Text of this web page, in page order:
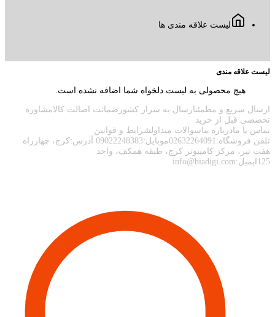
لیست علاقه مندی ها
لیست علاقه مندی
هیچ محصولی به لیست دلخواه شما اضافه نشده است.
ارسال سریع و مطمئنارسال به سرار کشورضمانت اصالت کالامشاوره
تخصصی قبل از خرید
تماس با مادرباره ماسوالات متداولشرایط و قوانین
تلفن فروشگاه:02632264091موبایل:09022248383 آدرس:کرج، چهارراه
هفت تیر، مرکز کامپیوتر کرج، طبقه همکف، واحد
125ایمیل:info@biadigi.com